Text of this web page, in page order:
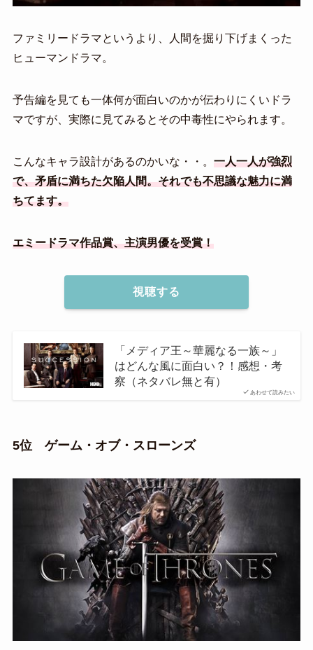
ファミリードラマというより、人間を掘り下げまくった
ヒューマンドラマ。
予告編を見ても一体何が面白いのかが伝わりにくいドラ
マですが、実際に見てみるとその中毒性にやられます。
こんなキャラ設計があるのかいな・・。 一人一人が強烈
で、矛盾に満ちた欠陥人間。それでも不思議な魅力に満
ちてます。
エミードラマ作品賞、主演男優を受賞！
視聴する
あわせて読みたい
「メディア王～華麗なる一族～」
はどんな風に面白い？！感想・考
察（ネタバレ無と有）
5位 ゲーム・オブ・スローンズ